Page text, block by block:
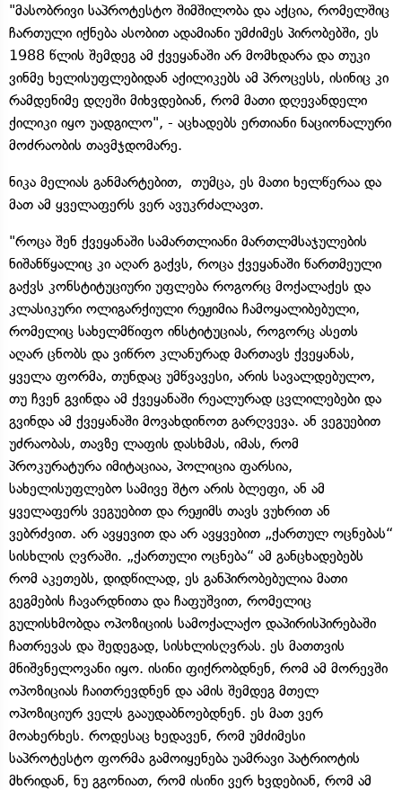
"მასობრივი საპროტესტო შიმშილობა და აქცია, რომელშიც
ჩართული იქნება ასობით ადამიანი უმძიმეს პირობებში, ეს
1988 წლის შემდეგ ამ ქვეყანაში არ მომხდარა და თუკი
ვინმე ხელისუფლებიდან აქილიკებს ამ პროცესს, ისინიც კი
რამდენიმე დღეში მიხვდებიან, რომ მათი დღევანდელი
ქილიკი იყო უადგილო", - აცხადებს ერთიანი ნაციონალური
მოძრაობის თავმჯდომარე.
ნიკა მელიას განმარტებით, თუმცა, ეს მათი ხელწერაა და
მათ ამ ყველაფერს ვერ ავუკრძალავთ.
"როცა შენ ქვეყანაში სამართლიანი მართლმსაჯულების
ნიშანწყალიც კი აღარ გაქვს, როცა ქვეყანაში წართმეული
გაქვს კონსტიტუციური უფლება როგორც მოქალაქეს და
კლასიკური ოლიგარქიული რეჟიმია ჩამოყალიბებული,
რომელიც სახელმწიფო ინსტიტუციას, როგორც ასეთს
აღარ ცნობს და ვიწრო კლანურად მართავს ქვეყანას,
ყველა ფორმა, თუნდაც უმწვავესი, არის სავალდებულო,
თუ ჩვენ გვინდა ამ ქვეყანაში რეალურად ცვლილებები და
გვინდა ამ ქვეყანაში მოვახდინოთ გარღვევა. ან ვეგუებით
უძრაობას, თავზე ლაფის დასხმას, იმას, რომ
პროკურატურა იმიტაციაა, პოლიცია ფარსია,
სახელისუფლებო სამივე შტო არის ბლეფი, ან ამ
ყველაფერს ვეგუებით და რეჟიმს თავს ვუხრით ან
ვებრძვით. არ ავყევით და არ ავყვებით „ქართულ ოცნებას“
სისხლის ღვრაში. „ქართული ოცნება“ ამ განცხადებებს
რომ აკეთებს, დიდწილად, ეს განპირობებულია მათი
გეგმების ჩავარდნითა და ჩაფუშვით, რომელიც
გულისხმობდა ოპოზიციის სამოქალაქო დაპირისპირებაში
ჩათრევას და შედეგად, სისხლისღვრას. ეს მათთვის
მნიშვნელოვანი იყო. ისინი ფიქრობდნენ, რომ ამ მორევში
ოპოზიციას ჩაითრევდნენ და ამის შემდეგ მთელ
ოპოზიციურ ველს გააუდაბნოებდნენ. ეს მათ ვერ
მოახერხეს. როდესაც ხედავენ, რომ უმძიმესი
საპროტესტო ფორმა გამოიყენება უამრავი პატრიოტის
მხრიდან, ნუ გგონიათ, რომ ისინი ვერ ხვდებიან, რომ ამ